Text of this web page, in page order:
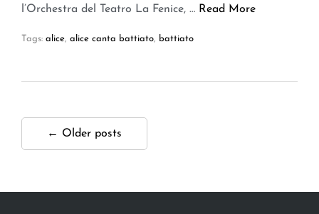
l’Orchestra del Teatro La Fenice, … Read More
Tags: alice alice canta battiato battiato
← Older posts